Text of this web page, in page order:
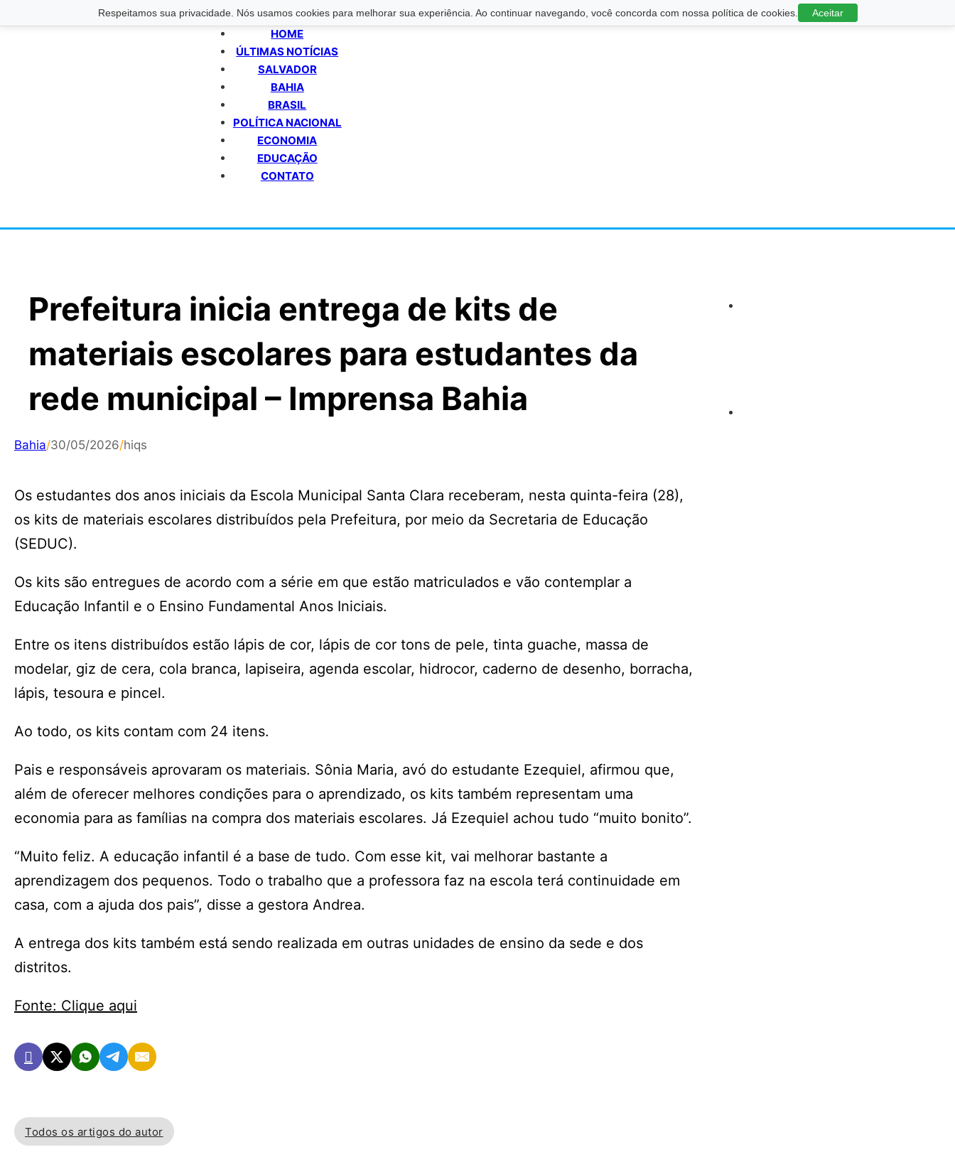
Respeitamos sua privacidade. Nós usamos cookies para melhorar sua experiência. Ao continuar navegando, você concorda com nossa política de cookies. Aceitar
HOME
ÚLTIMAS NOTÍCIAS
SALVADOR
BAHIA
BRASIL
POLÍTICA NACIONAL
ECONOMIA
EDUCAÇÃO
CONTATO
Prefeitura inicia entrega de kits de
materiais escolares para estudantes da
rede municipal – Imprensa Bahia
Bahia/30/05/2026/hiqs
Os estudantes dos anos iniciais da Escola Municipal Santa Clara receberam, nesta quinta-feira (28),
os kits de materiais escolares distribuídos pela Prefeitura, por meio da Secretaria de Educação
(SEDUC).
Os kits são entregues de acordo com a série em que estão matriculados e vão contemplar a
Educação Infantil e o Ensino Fundamental Anos Iniciais.
Entre os itens distribuídos estão lápis de cor, lápis de cor tons de pele, tinta guache, massa de
modelar, giz de cera, cola branca, lapiseira, agenda escolar, hidrocor, caderno de desenho, borracha,
lápis, tesoura e pincel.
Ao todo, os kits contam com 24 itens.
Pais e responsáveis aprovaram os materiais. Sônia Maria, avó do estudante Ezequiel, afirmou que,
além de oferecer melhores condições para o aprendizado, os kits também representam uma
economia para as famílias na compra dos materiais escolares. Já Ezequiel achou tudo “muito bonito”.
“Muito feliz. A educação infantil é a base de tudo. Com esse kit, vai melhorar bastante a
aprendizagem dos pequenos. Todo o trabalho que a professora faz na escola terá continuidade em
casa, com a ajuda dos pais”, disse a gestora Andrea.
A entrega dos kits também está sendo realizada em outras unidades de ensino da sede e dos
distritos.
Fonte: Clique aqui
Todos os artigos do autor